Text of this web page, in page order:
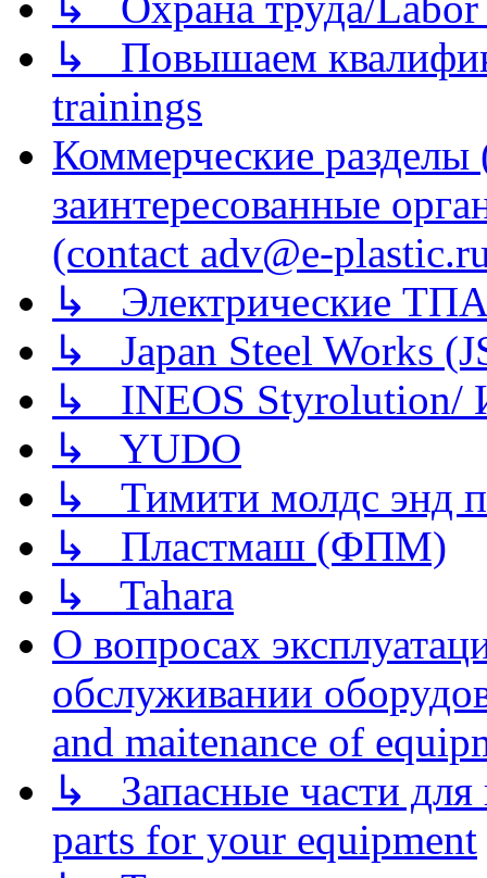
↳ Повышаем
trainings
Коммерческие
заинтересованные
(contact adv@e-
↳ Электрические
↳ Japan Steel Works
↳ INEOS
↳ YUDO
↳ Тимити молдс энд
↳ Пластмаш (ФПМ)
↳ Tahara
О вопросах
обслуживании
and maitenance of
↳ Запасные части для
parts for your equipment